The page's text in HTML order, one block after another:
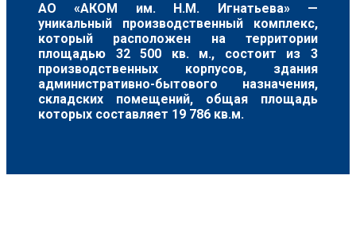
АО «АКОМ им. Н.М. Игнатьева» —
уникальный производственный комплекс,
который расположен на территории
площадью 32 500 кв. м., состоит из 3
производственных корпусов, здания
административно-бытового назначения,
складских помещений, общая площадь
которых составляет 19 786 кв.м.